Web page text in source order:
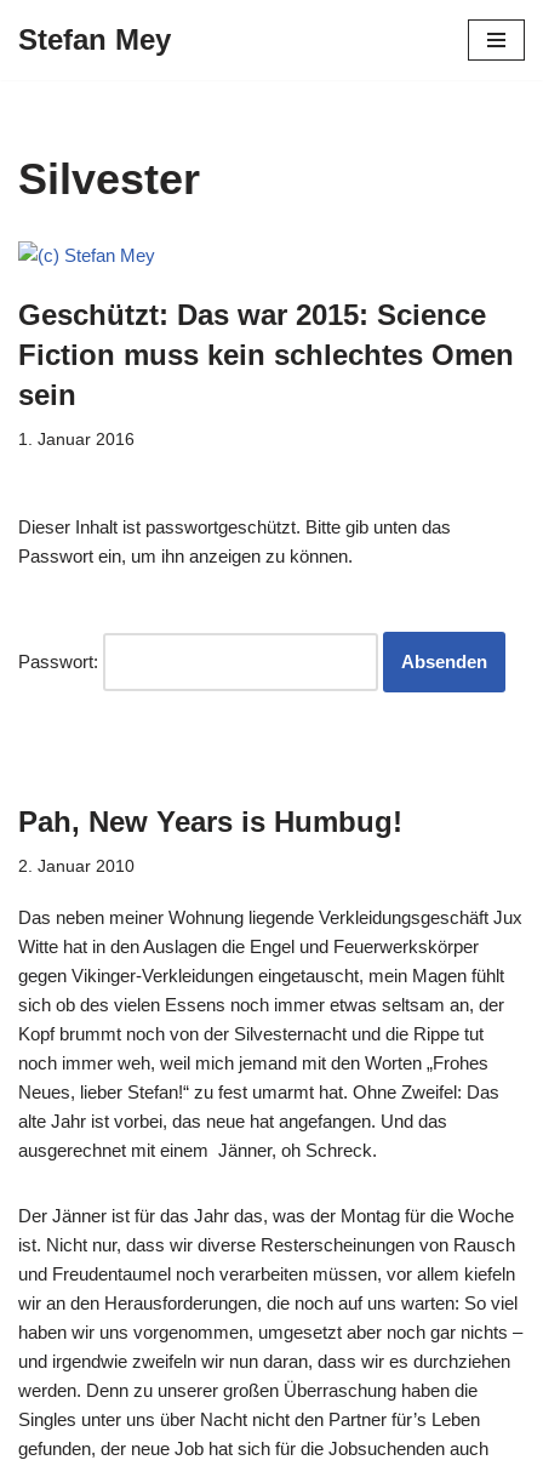
Stefan Mey
Silvester
Geschützt: Das war 2015: Science
Fiction muss kein schlechtes Omen
sein
1. Januar 2016
Dieser Inhalt ist passwortgeschützt. Bitte gib unten das
Passwort ein, um ihn anzeigen zu können.
Passwort:
Pah, New Years is Humbug!
2. Januar 2010
Das neben meiner Wohnung liegende Verkleidungsgeschäft Jux
Witte hat in den Auslagen die Engel und Feuerwerkskörper
gegen Vikinger-Verkleidungen eingetauscht, mein Magen fühlt
sich ob des vielen Essens noch immer etwas seltsam an, der
Kopf brummt noch von der Silvesternacht und die Rippe tut
noch immer weh, weil mich jemand mit den Worten „Frohes
Neues, lieber Stefan!“ zu fest umarmt hat. Ohne Zweifel: Das
alte Jahr ist vorbei, das neue hat angefangen. Und das
ausgerechnet mit einem Jänner, oh Schreck.
Der Jänner ist für das Jahr das, was der Montag für die Woche
ist. Nicht nur, dass wir diverse Resterscheinungen von Rausch
und Freudentaumel noch verarbeiten müssen, vor allem kiefeln
wir an den Herausforderungen, die noch auf uns warten: So viel
haben wir uns vorgenommen, umgesetzt aber noch gar nichts –
und irgendwie zweifeln wir nun daran, dass wir es durchziehen
werden. Denn zu unserer großen Überraschung haben die
Singles unter uns über Nacht nicht den Partner für’s Leben
gefunden, der neue Job hat sich für die Jobsuchenden auch